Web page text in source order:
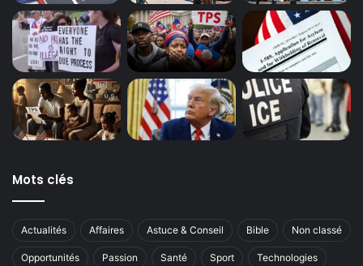
Mots clés
Actualités Affaires Astuce & Conseil Bible Non classé
Opportunités Passion Santé Sport Technologies